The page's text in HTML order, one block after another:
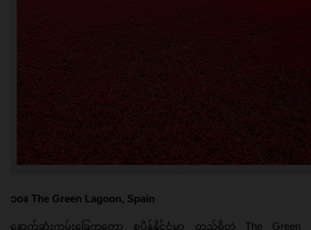
၁၀။ The Green Lagoon, Spain
နောက်ဆုံးကမ်းခြေကတော့ စပိန်နိုင်ငံမှာ တည်ရှိတဲ့ The Green